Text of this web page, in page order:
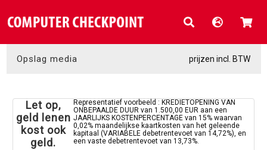
Opslag media prijzen incl. BTW
Let op,
geld lenen
kost ook
geld.
Representatief voorbeeld : KREDIETOPENING VAN
ONBEPAALDE DUUR van 1.500,00 EUR aan een
JAARLIJKS KOSTENPERCENTAGE van 15% waarvan
0,02% maandelijkse kaartkosten van het geleende
kapitaal (VARIABELE debetrentevoet van 14,72%), en
een vaste debetrentevoet van 13,73%.